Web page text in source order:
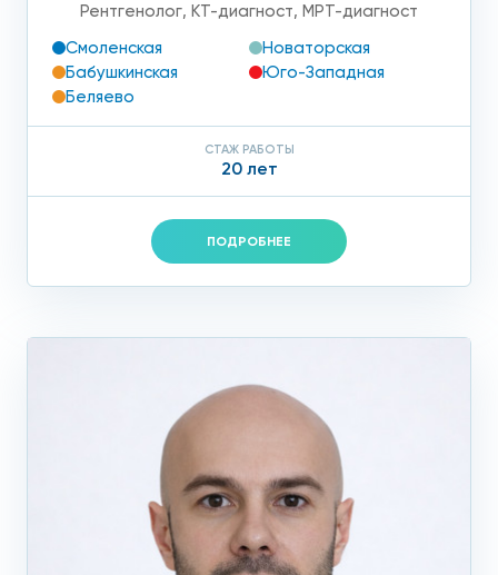
Рентгенолог, КТ-диагност, МРТ-диагност
Смоленская
Новаторская
Бабушкинская
Юго-Западная
Беляево
СТАЖ РАБОТЫ
20 лет
ПОДРОБНЕЕ